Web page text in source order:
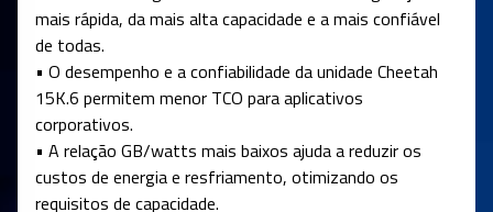
mais rápida, da mais alta capacidade e a mais confiável
de todas.
• O desempenho e a confiabilidade da unidade Cheetah
15K.6 permitem menor TCO para aplicativos
corporativos.
• A relação GB/watts mais baixos ajuda a reduzir os
custos de energia e resfriamento, otimizando os
requisitos de capacidade.